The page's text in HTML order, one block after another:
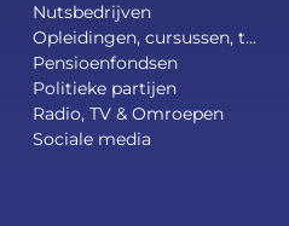
Nutsbedrijven
Opleidingen, cursussen, t...
Pensioenfondsen
Politieke partijen
Radio, TV & Omroepen
Sociale media